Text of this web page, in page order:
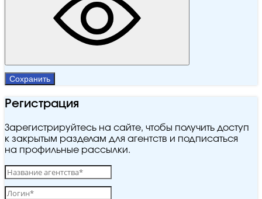
Сохранить
Регистрация
Зарегистрируйтесь на сайте, чтобы получить доступ
к закрытым разделам для агентств и подписаться
на профильные рассылки.